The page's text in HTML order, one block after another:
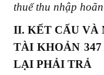
thuế thu nhập
II. KẾT CẤU VÀ
TÀI KHOẢN
LẠI PHẢI TRẢ